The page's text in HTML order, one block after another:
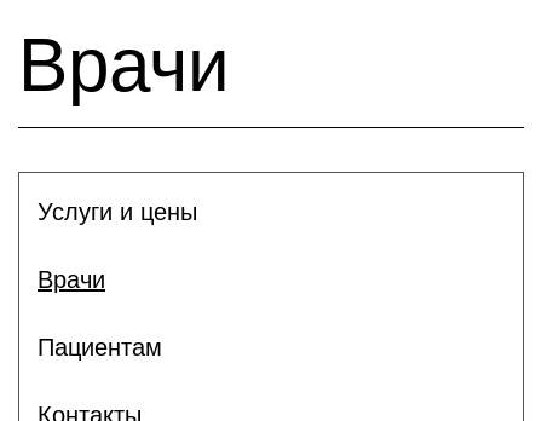
Врачи
Услуги и цены
Врачи
Пациентам
Контакты